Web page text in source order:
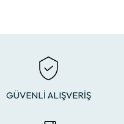
GÜVENLİ ALIŞVERİŞ